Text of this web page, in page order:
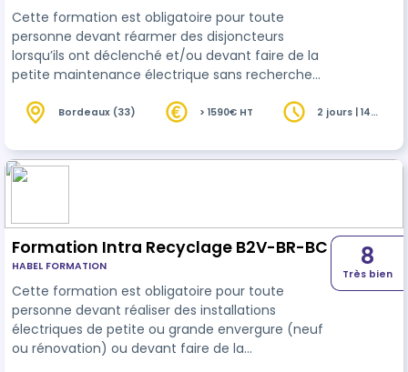
Cette formation est obligatoire pour toute
personne devant réarmer des disjoncteurs
lorsqu’ils ont déclenché et/ou devant faire de la
petite maintenance électrique sans recherche
interrupteurs, des luminaires, des ampoules, des
permettre au personnel réalisant des
interventions élémentaires en Basse Tension, de
Bordeaux (33) > 1590€ HT
2 jours | 14
Formation Intra Recyclage B2V-BR-BC
HABEL FORMATION
Cette formation est obligatoire pour toute
personne devant réaliser des installations
électriques de petite ou grande envergure (neuf
ou rénovation) ou devant faire de la
8
Très bien